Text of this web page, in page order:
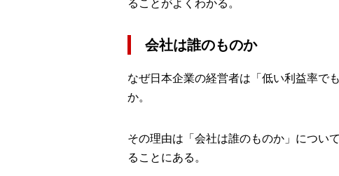
ることがよくわかる。
会社は誰のものか
なぜ日本企業の経営者は「低い利益率で
か。
その理由は「会社は誰のものか」につい
ることにある。